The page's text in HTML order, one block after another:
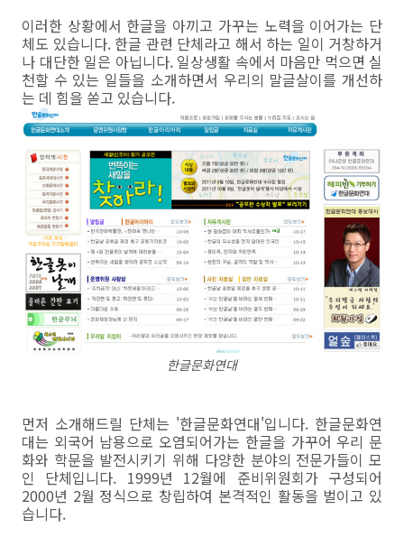
이러한 상황에서 한글을 아끼고 가꾸는 노력을 이어가는 단
체도 있습니다. 한글 관련 단체라고 해서 하는 일이 거창하거
나 대단한 일은 아닙니다. 일상생활 속에서 마음만 먹으면 실
천할 수 있는 일들을 소개하면서 우리의 말글살이를 개선하
는 데 힘을 쏟고 있습니다.
한글문화연대
먼저 소개해드릴 단체는 '한글문화연대'입니다. 한글문화연
대는 외국어 남용으로 오염되어가는 한글을 가꾸어 우리 문
화와 학문을 발전시키기 위해 다양한 분야의 전문가들이 모
인 단체입니다. 1999년 12월에 준비위원회가 구성되어
2000년 2월 정식으로 창립하여 본격적인 활동을 벌이고 있
습니다.